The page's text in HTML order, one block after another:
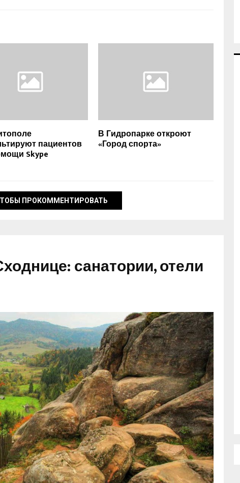
пациентов
Skype
В Гидропарке откроют
«Город спорта»
ПРОКОММЕНТИРОВАТЬ
санатории, отели